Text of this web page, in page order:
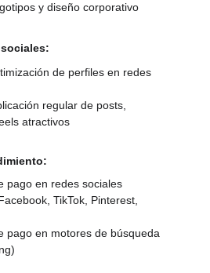
y diseño corporativo
de perfiles en redes
regular de posts,
atractivos
pago en redes sociales
TikTok, Pinterest,
pago en motores de búsqueda